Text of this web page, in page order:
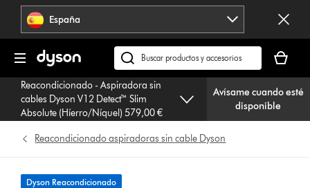
Omitir
navegación España
Buscar
en
dyson.es
cesta
está
vacía
Reacondicionado - Aspiradora sin
cables Dyson V12 Detect™ Slim
Absolute (Híerro/Níquel) 579,00 €
Avísame cuando esté
disponible
Reacondicionado aspiradoras sin cable Dyson
Dyson Reacondicionado